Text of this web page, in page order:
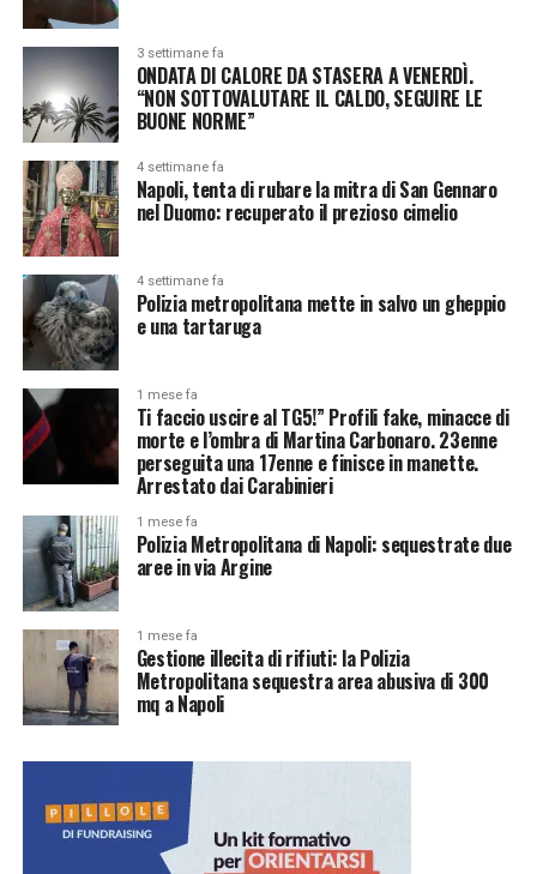
3 settimane fa
ONDATA DI CALORE DA STASERA A VENERDÌ.
“NON SOTTOVALUTARE IL CALDO, SEGUIRE LE
BUONE NORME”
4 settimane fa
Napoli, tenta di rubare la mitra di San Gennaro
nel Duomo: recuperato il prezioso cimelio
4 settimane fa
Polizia metropolitana mette in salvo un gheppio
e una tartaruga
1 mese fa
Ti faccio uscire al TG5!” Profili fake, minacce di
morte e l’ombra di Martina Carbonaro. 23enne
perseguita una 17enne e finisce in manette.
Arrestato dai Carabinieri
1 mese fa
Polizia Metropolitana di Napoli: sequestrate due
aree in via Argine
1 mese fa
Gestione illecita di rifiuti: la Polizia
Metropolitana sequestra area abusiva di 300
mq a Napoli